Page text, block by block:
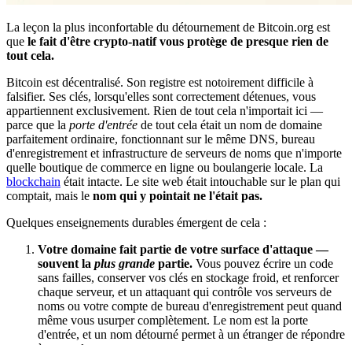
La leçon la plus inconfortable du détournement de Bitcoin.org est
que le fait d'être crypto-natif vous protège de presque rien de
tout cela.
Bitcoin est décentralisé. Son registre est notoirement difficile à
falsifier. Ses clés, lorsqu'elles sont correctement détenues, vous
appartiennent exclusivement. Rien de tout cela n'importait ici —
parce que la porte d'entrée de tout cela était un nom de domaine
parfaitement ordinaire, fonctionnant sur le même DNS, bureau
d'enregistrement et infrastructure de serveurs de noms que n'importe
quelle boutique de commerce en ligne ou boulangerie locale. La
blockchain était intacte. Le site web était intouchable sur le plan qui
comptait, mais le nom qui y pointait ne l'était pas.
Quelques enseignements durables émergent de cela :
Votre domaine fait partie de votre surface d'attaque —
souvent la plus grande partie. Vous pouvez écrire un code
sans failles, conserver vos clés en stockage froid, et renforcer
chaque serveur, et un attaquant qui contrôle vos serveurs de
noms ou votre compte de bureau d'enregistrement peut quand
même vous usurper complètement. Le nom est la porte
d'entrée, et un nom détourné permet à un étranger de répondre